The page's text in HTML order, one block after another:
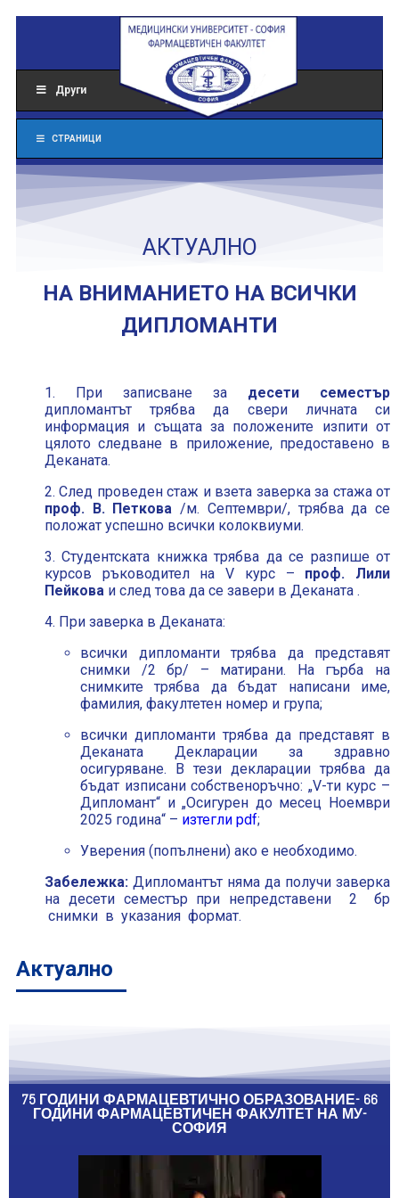
Други
СТРАНИЦИ
АКТУАЛНО
НА ВНИМАНИЕТО НА ВСИЧКИ
ДИПЛОМАНТИ
1. При записване за десети семестър
дипломантът трябва да свери личната си
информация и същата за положените изпити от
цялото следване в приложение, предоставено в
Деканата.
2. След проведен стаж и взета заверка за стажа от
проф. В. Петкова /м. Септември/, трябва да се
положат успешно всички колоквиуми.
3. Студентската книжка трябва да се разпише от
курсов ръководител на V курс – проф. Лили
Пейкова и след това да се завери в Деканата .
4. При заверка в Деканата:
всички дипломанти трябва да представят
снимки /2 бр/ – матирани. На гърба на
снимките трябва да бъдат написани име,
фамилия, факултетен номер и група;
всички дипломанти трябва да представят в
Деканата Декларации за здравно
осигуряване. В тези декларации трябва да
бъдат изписани собственоръчно: „V-ти курс –
Дипломант“ и „Осигурен до месец Ноември
2025 година“ – изтегли pdf;
Уверения (попълнени) ако е необходимо.
Забележка: Дипломантът няма да получи заверка
на десети семестър при непредставени 2 бр
снимки в указания формат.
Актуално
75 ГОДИНИ ФАРМАЦЕВТИЧНО ОБРАЗОВАНИЕ- 66
ГОДИНИ ФАРМАЦЕВТИЧЕН ФАКУЛТЕТ НА МУ-
СОФИЯ